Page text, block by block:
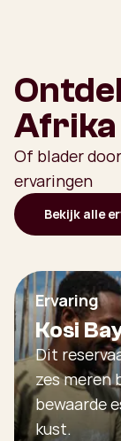
Afrika
Of blader
ervaringen
Bekijk alle
Ervaring
Kosi
Dit
zes meren
bewaarde
kust.